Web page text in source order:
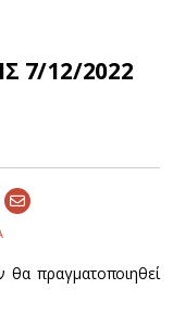
7/12/2022
θα πραγματοποιηθεί